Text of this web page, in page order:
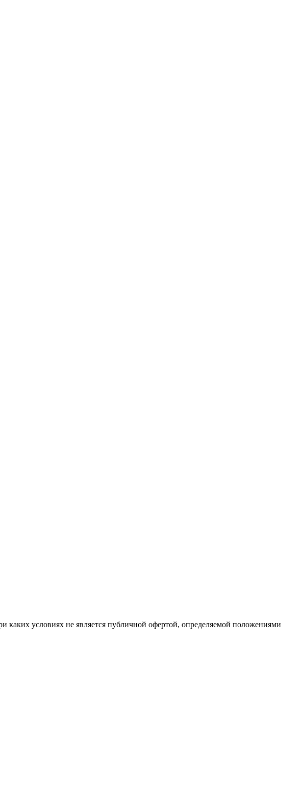
условиях не является публичной офертой, определяемой положениями